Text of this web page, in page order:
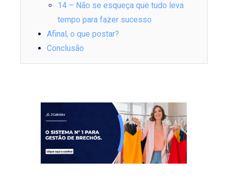
14 – Não se esqueça que tudo leva
tempo para fazer sucesso
Afinal, o que postar?
Conclusão